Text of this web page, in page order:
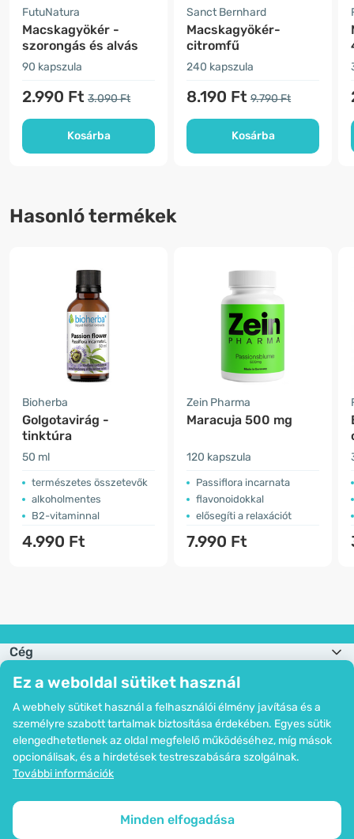
Ez a weboldal sütiket használ
A webhely sütiket használ a felhasználói élmény javítása és a
személyre szabott tartalmak biztosítása érdekében. Egyes sütik
elengedhetetlenek az oldal megfelelő működéséhez, míg mások
opcionálisak, és a hirdetések testreszabására szolgálnak.
További információk
Minden elfogadása
FutuNatura
Macskagyökér -
szorongás és alvás
90 kapszula
2.990 Ft 3.090 Ft
Kosárba
Sanct Bernhard
Macskagyökér-
citromfű
240 kapszula
8.190 Ft 9.790 Ft
Kosárba
Hasonló termékek
Bioherba
Golgotavirág -
tinktúra
50 ml
természetes összetevők
alkoholmentes
B2-vitaminnal
4.990 Ft
Zein Pharma
Maracuja 500 mg
120 kapszula
Passiflora incarnata
flavonoidokkal
elősegíti a relaxációt
7.990 Ft
Cég
Csatlakozzon hozzánk
Segítség és megrendelések
Bankkártyás fizetési lehetőség. A személyes adatok garantált védelme
SSL titkosítással.
Az oldal térképe